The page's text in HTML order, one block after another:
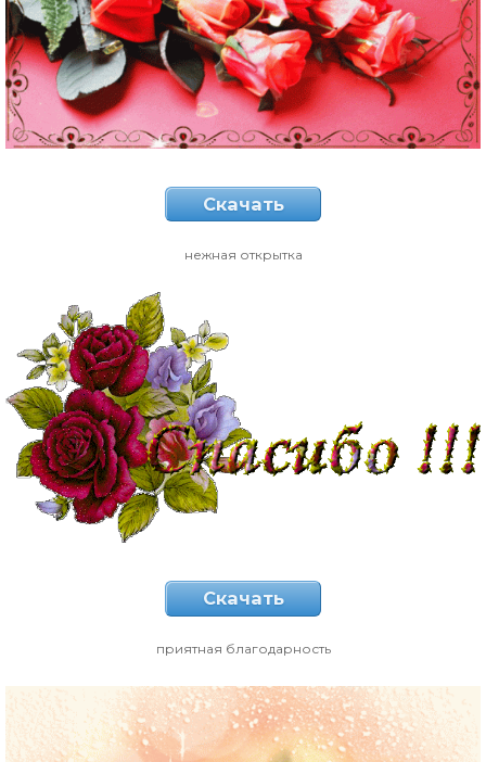
Скачать
нежная открытка
Скачать
приятная благодарность